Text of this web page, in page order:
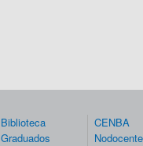
Biblioteca
Graduados
CENBA